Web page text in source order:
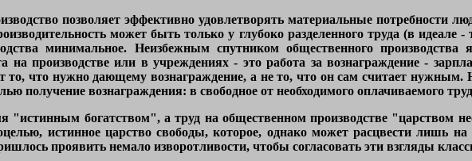
позволяет эффективно удовлетворять материальные потребности
может быть только у глубоко разделенного труда (в идеале -
минимальное. Неизбежным спутником общественного
производстве или в учреждениях - это работа за вознаграждение -
то, что нужно дающему вознаграждение, а не то, что он сам считает нужным.
получение вознаграждения: в свободное от необходимого оплачиваемого
богатством", а труд на общественном производстве "царством
истинное царство свободы, которое, однако может расцвести лишь на
проявить немало изворотливости, чтобы согласовать эти взгляды